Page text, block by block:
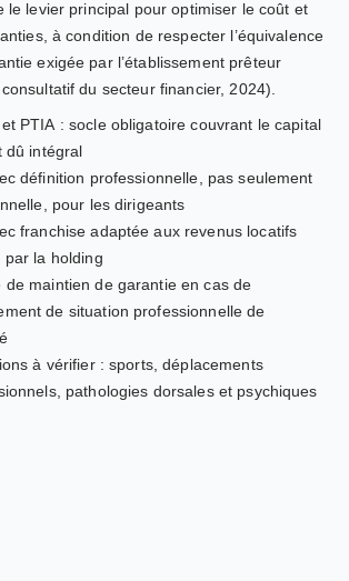
le levier principal pour optimiser le coût et
à condition de respecter l’équivalence
exigée par l’établissement prêteur
du secteur financier, 2024).
et PTIA : socle obligatoire couvrant le capital
dû intégral
définition professionnelle, pas seulement
pour les dirigeants
franchise adaptée aux revenus locatifs
par la holding
de maintien de garantie en cas de
de situation professionnelle de
à vérifier : sports, déplacements
pathologies dorsales et psychiques